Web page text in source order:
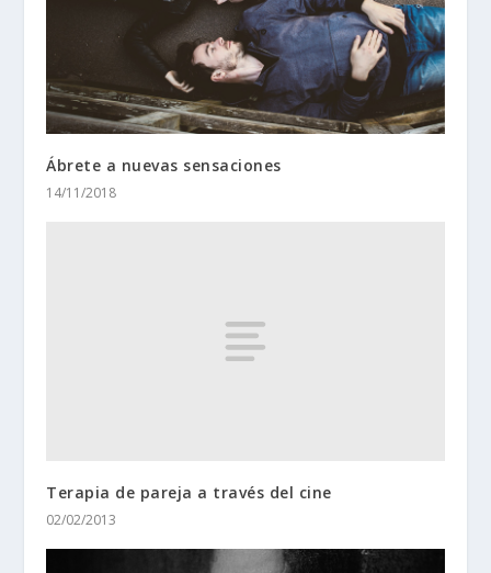
Ábrete a nuevas sensaciones
14/11/2018
Terapia de pareja a través del cine
02/02/2013